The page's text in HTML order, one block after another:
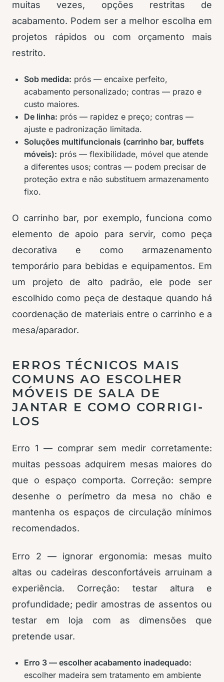
muitas vezes, opções restritas de
acabamento. Podem ser a melhor escolha em
projetos rápidos ou com orçamento mais
restrito.
Sob medida: prós — encaixe perfeito,
acabamento personalizado; contras — prazo e
custo maiores.
De linha: prós — rapidez e preço; contras —
ajuste e padronização limitada.
Soluções multifuncionais (carrinho bar, buffets
móveis): prós — flexibilidade, móvel que atende
a diferentes usos; contras — podem precisar de
proteção extra e não substituem armazenamento
fixo.
O carrinho bar, por exemplo, funciona como
elemento de apoio para servir, como peça
decorativa e como armazenamento
temporário para bebidas e equipamentos. Em
um projeto de alto padrão, ele pode ser
escolhido como peça de destaque quando há
coordenação de materiais entre o carrinho e a
mesa/aparador.
ERROS TÉCNICOS MAIS
COMUNS AO ESCOLHER
MÓVEIS DE SALA DE
JANTAR E COMO CORRIGI-
LOS
Erro 1 — comprar sem medir corretamente:
muitas pessoas adquirem mesas maiores do
que o espaço comporta. Correção: sempre
desenhe o perímetro da mesa no chão e
mantenha os espaços de circulação mínimos
recomendados.
Erro 2 — ignorar ergonomia: mesas muito
altas ou cadeiras desconfortáveis arruinam a
experiência. Correção: testar altura e
profundidade; pedir amostras de assentos ou
testar em loja com as dimensões que
pretende usar.
Erro 3 — escolher acabamento inadequado:
escolher madeira sem tratamento em ambiente